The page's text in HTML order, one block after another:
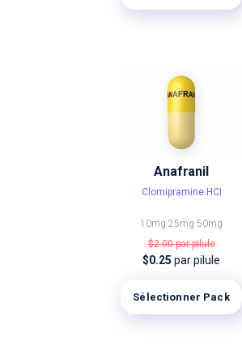
Anafranil
Clomipramine HCI
10mg 25mg 50mg
$2.00par pilule
$0.25 par pilule
Sélectionner Pack